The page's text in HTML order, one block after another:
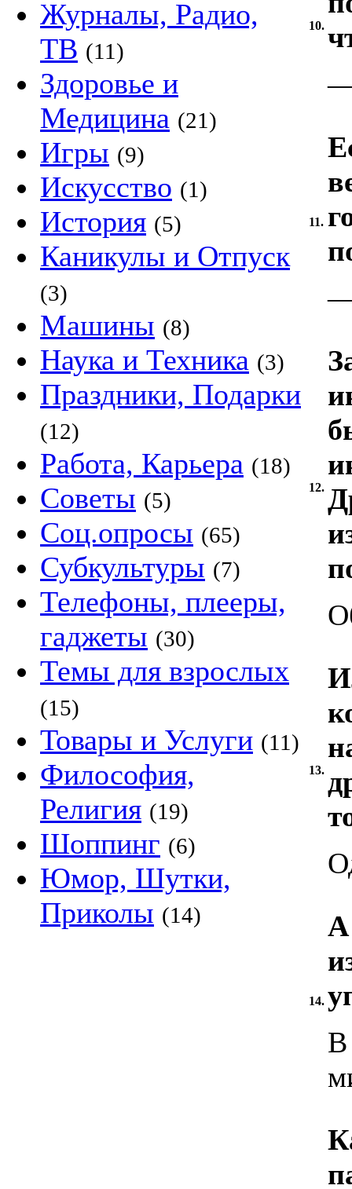
Журналы, Радио,
ТВ (11)
Здоровье и
Медицина (21)
Игры (9)
Искусство (1)
История (5)
Каникулы и Отпуск
(3)
Машины (8)
Наука и Техника (3)
Праздники, Подарки
(12)
Работа, Карьера (18)
Советы (5)
Соц.опросы (65)
Субкультуры (7)
Телефоны, плееры,
гаджеты (30)
Темы для взрослых
(15)
Товары и Услуги (11)
Философия,
Религия (19)
Шоппинг (6)
Юмор, Шутки,
Приколы (14)
10.
11.
12.
13.
14.
А
В